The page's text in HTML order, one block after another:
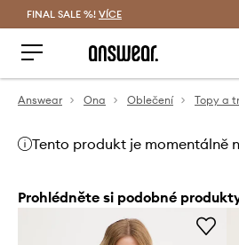
FINAL SALE %! VÍCE
Answear Ona Oblečení Topy a
Tento produkt je momentálně
Prohlédněte si podobné